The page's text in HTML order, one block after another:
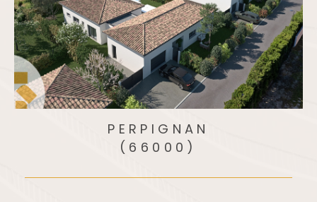
THÉZAN-DES-CORBIÈRES
(11200)